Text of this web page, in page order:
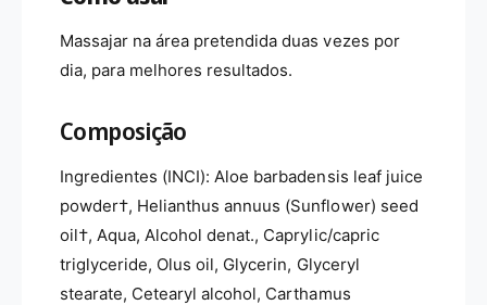
Massajar na área pretendida duas vezes por
dia, para melhores resultados.
Composição
Ingredientes (INCI): Aloe barbadensis leaf juice
powder†, Helianthus annuus (Sunflower) seed
oil†, Aqua, Alcohol denat., Caprylic/capric
triglyceride, Olus oil, Glycerin, Glyceryl
stearate, Cetearyl alcohol, Carthamus